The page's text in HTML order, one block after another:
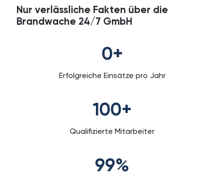
Nur verlässliche Fakten über die
Brandwache 24/7 GmbH
0+
Erfolgreiche Einsätze pro Jahr
100+
Qualifizierte Mitarbeiter
99%